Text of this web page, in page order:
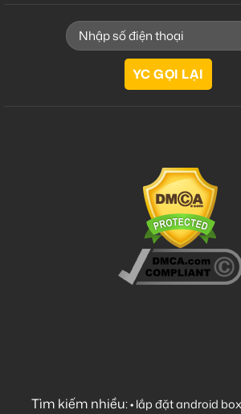
Tìm kiếm nhiều:•lắp đặt android